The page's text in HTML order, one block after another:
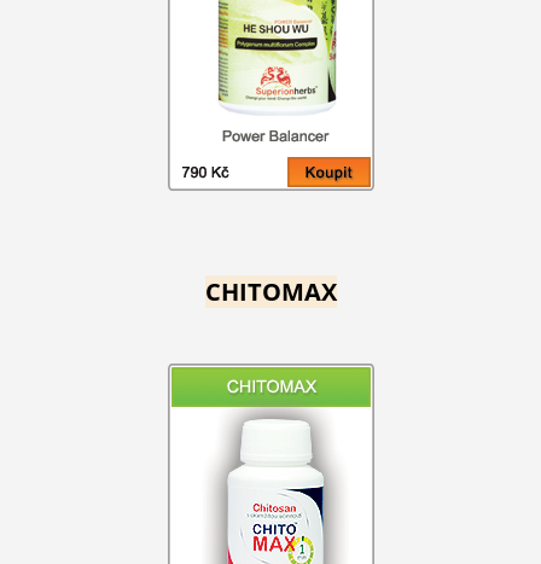
CHITOMAX